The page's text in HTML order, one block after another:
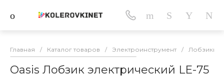
Главная / Каталог товаров / Электроинструмент / Лобзики
Oasis Лобзик электрический LE-75